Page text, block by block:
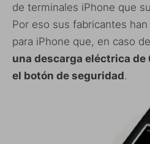
de terminales iPhone que
Por eso sus fabricantes
para iPhone que, en caso
una descarga eléctrica
el botón de seguridad.